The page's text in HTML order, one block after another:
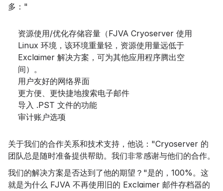
多："
资源使用/优化存储容量（FJVA Cryoserver 使用
Linux 环境，该环境重量轻，资源使用量远低于
Exclaimer 解决方案，可为其他应用程序腾出空
间）。
用户友好的网络界面
更方便、更快捷地搜索电子邮件
导入 .PST 文件的功能
审计账户选项
关于我们的合作关系和技术支持，他说："Cryoserver 的
团队总是随时准备提供帮助。我们非常感谢与他们的合作。
我们的解决方案是否达到了他的期望？"是的，100%。这
就是为什么 FJVA 不再使用旧的 Exclaimer 邮件存档器的